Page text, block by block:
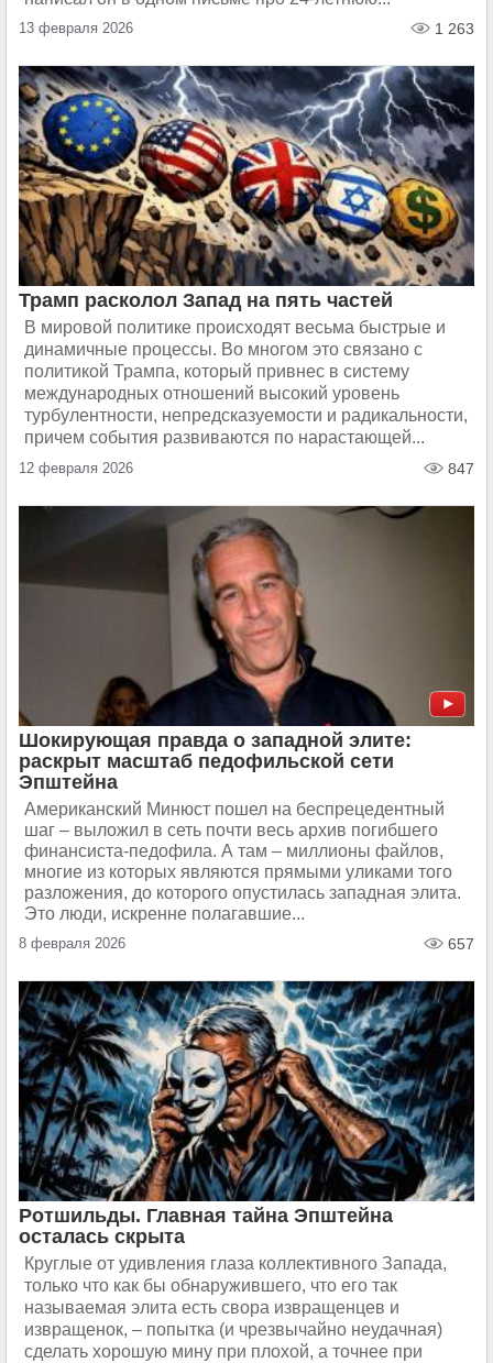
13 февраля 2026 1 263
Трамп расколол Запад на пять частей
В мировой политике происходят весьма быстрые и
динамичные процессы. Во многом это связано с
политикой Трампа, который привнес в систему
международных отношений высокий уровень
турбулентности, непредсказуемости и радикальности,
причем события развиваются по нарастающей...
12 февраля 2026 847
Шокирующая правда о западной элите:
раскрыт масштаб педофильской сети
Эпштейна
Американский Минюст пошел на беспрецедентный
шаг – выложил в сеть почти весь архив погибшего
финансиста-педофила. А там – миллионы файлов,
многие из которых являются прямыми уликами того
разложения, до которого опустилась западная элита.
Это люди, искренне полагавшие...
8 февраля 2026 657
Ротшильды. Главная тайна Эпштейна
осталась скрыта
Круглые от удивления глаза коллективного Запада,
только что как бы обнаружившего, что его так
называемая элита есть свора извращенцев и
извращенок, – попытка (и чрезвычайно неудачная)
сделать хорошую мину при плохой, а точнее при